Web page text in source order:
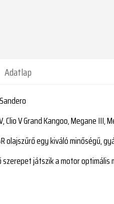
Adatlap
Clio V Grand Kangoo, Megane III,
olajszűrő egy kiváló minőségű,
szerepet játszik a motor